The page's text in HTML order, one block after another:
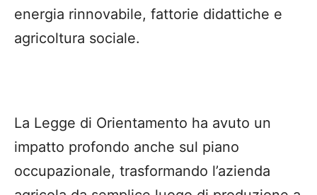
energia rinnovabile, fattorie didattiche e
agricoltura sociale.
La Legge di Orientamento ha avuto un
impatto profondo anche sul piano
occupazionale, trasformando l’azienda